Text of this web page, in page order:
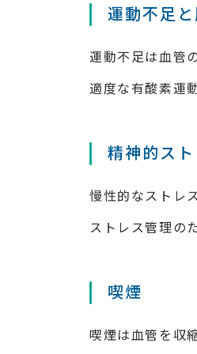
運動不足
運動不足は血管
適度な有酸素運
精神的ス
慢性的なストレ
ストレス管理の
喫煙
喫煙は血管を収